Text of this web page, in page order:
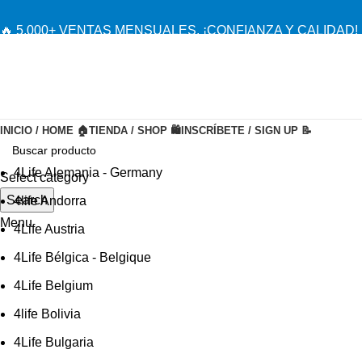
🔥 5,000+ VENTAS MENSUALES. ¡CONFIANZA Y
Select category
Search
Menu
INICIO / HOME 🏠TIENDA / SHOP 🛍️ INSCRÍBETE / SIGN UP 📝
4Life Alemania - Germany
4life Andorra
4Life Austria
4Life Bélgica - Belgique
4Life Belgium
4life Bolivia
4Life Bulgaria